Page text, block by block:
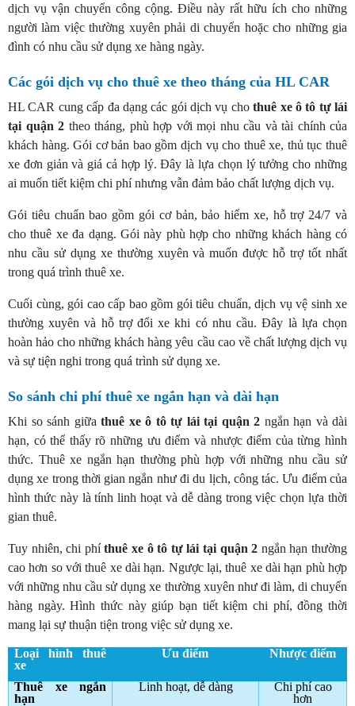
dịch vụ vận chuyển công cộng. Điều này rất hữu ích cho những
người làm việc thường xuyên phải di chuyển hoặc cho những gia
đình có nhu cầu sử dụng xe hàng ngày.
Các gói dịch vụ cho thuê xe theo tháng của HL CAR
HL CAR cung cấp đa dạng các gói dịch vụ chothuê xe ô tô tự lái
tại quận 2 theo tháng, phù hợp với mọi nhu cầu và tài chính của
khách hàng. Gói cơ bản bao gồm dịch vụ cho thuê xe, thủ tục thuê
xe đơn giản và giá cả hợp lý. Đây là lựa chọn lý tưởng cho những
ai muốn tiết kiệm chi phí nhưng vẫn đảm bảo chất lượng dịch vụ.
Gói tiêu chuẩn bao gồm gói cơ bản, bảo hiểm xe, hỗ trợ 24/7 và
cho thuê xe đa dạng. Gói này phù hợp cho những khách hàng có
nhu cầu sử dụng xe thường xuyên và muốn được hỗ trợ tốt nhất
trong quá trình thuê xe.
Cuối cùng, gói cao cấp bao gồm gói tiêu chuẩn, dịch vụ vệ sinh xe
thường xuyên và hỗ trợ đổi xe khi có nhu cầu. Đây là lựa chọn
hoàn hảo cho những khách hàng yêu cầu cao về chất lượng dịch vụ
và sự tiện nghi trong quá trình sử dụng xe.
So sánh chi phí thuê xe ngắn hạn và dài hạn
Khi so sánh giữa thuê xe ô tô tự lái tại quận 2 ngắn hạn và dài
hạn, có thể thấy rõ những ưu điểm và nhược điểm của từng hình
thức. Thuê xe ngắn hạn thường phù hợp với những nhu cầu sử
dụng xe trong thời gian ngắn như đi du lịch, công tác. Ưu điểm của
hình thức này là tính linh hoạt và dễ dàng trong việc chọn lựa thời
gian thuê.
Tuy nhiên, chi phíthuê xe ô tô tự lái tại quận 2 ngắn hạn thường
cao hơn so với thuê xe dài hạn. Ngược lại, thuê xe dài hạn phù hợp
với những nhu cầu sử dụng xe thường xuyên như đi làm, di chuyển
hàng ngày. Hình thức này giúp bạn tiết kiệm chi phí, đồng thời
mang lại sự thuận tiện trong việc sử dụng xe.
Loại hình thuê
xe
Ưu điểm Nhược điểm
Thuê xe ngắn
hạn
Linh hoạt, dễ dàng
Chi phí cao
hơn